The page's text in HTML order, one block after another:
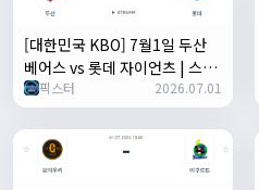
[대한민국 KBO] 7월1일 두산
베어스 vs 롯데 자이언츠 | 스포
츠 분석 무료 중계 토친놈
픽스터 2026.07.01